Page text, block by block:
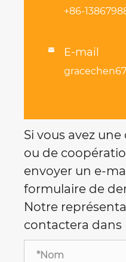
+86-
 E-mail
Si vous avez
ou de
envoyer un e-
formulaire de
Notre
contactera dans